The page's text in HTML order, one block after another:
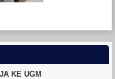
KE UGM